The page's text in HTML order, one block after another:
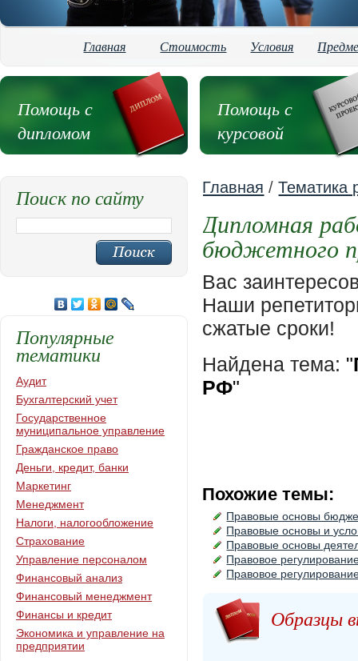
Главная Стоимость Условия
Помощь с
дипломом
Помощь с
курсовой
Главная /Тематика
Дипломная
бюджетного
Вас
Наши
сжатые сроки!
Найдена тема: "
РФ"
Похожие темы:
Правовые основы
Правовые основы и
Правовые основы
Правовое
Правовое
Образцы
Поиск по сайту
Популярные
тематики
Аудит
Бухгалтерский учет
Государственное
муниципальное управление
Гражданское право
Деньги, кредит, банки
Маркетинг
Менеджмент
Налоги, налогообложение
Страхование
Управление персоналом
Финансовый анализ
Финансовый менеджмент
Финансы и кредит
Экономика и управление на
предприятии